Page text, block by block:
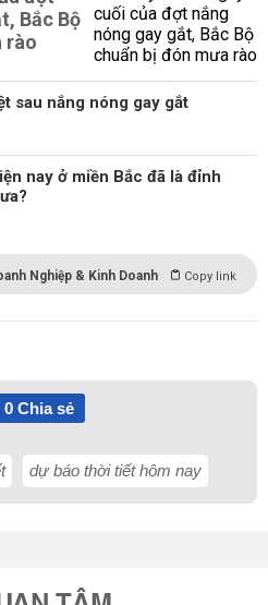
Bắc Bộ
rào
sau nắng nóng gay gắt
nay ở miền Bắc đã là đỉnh
Nghiệp & Kinh Doanh Copy link
0Chia sẻ
dự báo thời tiết hôm nay